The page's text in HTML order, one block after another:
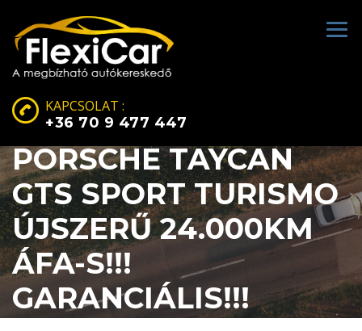
KAPCSOLAT :
+36 70 9 477 447
PORSCHE TAYCAN
GTS SPORT TURISMO
ÚJSZERŰ 24.000KM
ÁFA-S!!!
GARANCIÁLIS!!!